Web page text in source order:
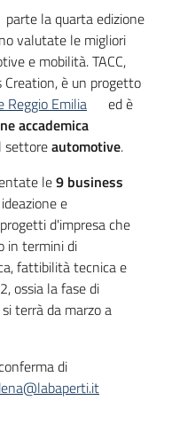
parte la quarta edizione
valutate le migliori
e mobilità. TACC,
è un progetto
Reggio Emilia
ed è
accademica
settoreautomotive.
le9 business
e
d'impresa che
in termini di
fattibilità tecnica e
ossia la fase di
terrà da marzo a
di